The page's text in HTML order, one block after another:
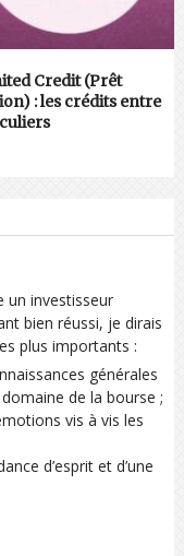
Credit (Prêt
: les crédits entre
un investisseur
bien réussi, je dirais
plus importants :
générales
de la bourse ;
vis à vis les
d’esprit et d’une